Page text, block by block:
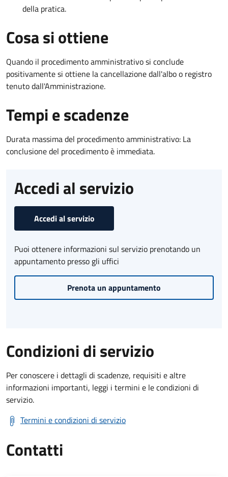
della pratica.
Cosa si ottiene
Quando il procedimento amministrativo si conclude
positivamente si ottiene la cancellazione dall'albo o registro
tenuto dall'Amministrazione.
Tempi e scadenze
Durata massima del procedimento amministrativo: La
conclusione del procedimento è immediata.
Accedi al servizio
Accedi al servizio
Puoi ottenere informazioni sul servizio prenotando un
appuntamento presso gli uffici
Prenota un appuntamento
Condizioni di servizio
Per conoscere i dettagli di scadenze, requisiti e altre
informazioni importanti, leggi i termini e le condizioni di
servizio.
Termini e condizioni di servizio
Contatti